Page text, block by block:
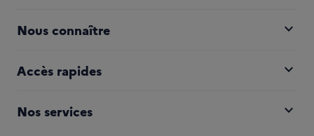
Nous connaître expand_more
Accès rapides expand_more
Nos services expand_more